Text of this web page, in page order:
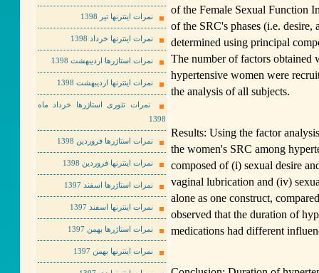
of the Female Sexual Function
of the SRC's phases (i.e. desire,
determined using principal
The number of factors obtained
hypertensive women were
the analysis of all subjects.
Results: Using the factor
the women's SRC among
composed of (i) sexual desire
vaginal lubrication and (iv)
alone as one construct,
observed that the duration of
medications had different
نمرات اینترنها تیر 1398
نمرات اینترنها خرداد 1398
نمرات استاژرها اردیبهشت 1398
نمرات اینترنها اردیبهشت 1398
نمرات تئوری استاژرها خرداد ماه
1398
نمرات استاژرها فروردین 1398
نمرات اینترنها فروردین 1398
نمرات استاژرها اسفند 1397
نمرات اینترنها اسفند 1397
نمرات استاژرها بهمن 1397
نمرات اینترنها بهمن 1397